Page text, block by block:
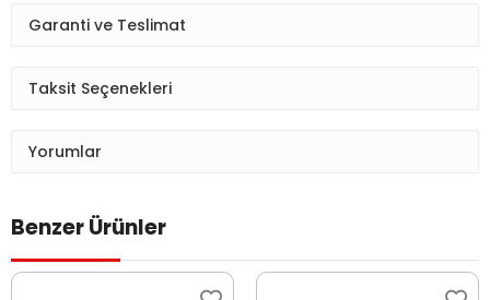
Garanti ve Teslimat
Taksit Seçenekleri
Yorumlar
Benzer Ürünler